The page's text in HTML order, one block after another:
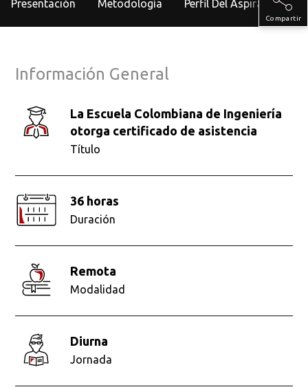
Presentación Metodología Perfil Del Aspirante
Compartir
Información General
La Escuela Colombiana de Ingeniería
otorga certificado de asistencia
Título
36 horas
Duración
remota
Modalidad
diurna
Jornada